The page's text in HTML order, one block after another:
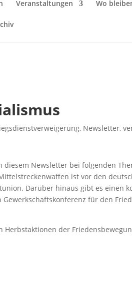
Veranstaltungen Wo
, Newsletter,
Newsletter bei folgenden
ist vor den
Darüber hinaus gibt es einen
für den
der